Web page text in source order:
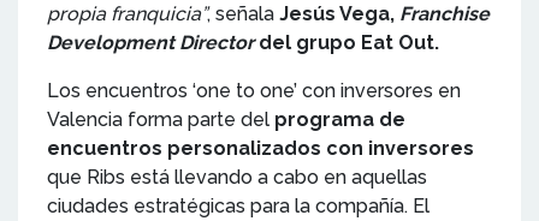
propia franquicia”, señala Jesús Vega, Franchise
Development Directordel grupo Eat Out.
Los encuentros ‘one to one’ con inversores en
Valencia forma parte del programa de
encuentros personalizados con inversores
que Ribs está llevando a cabo en aquellas
ciudades estratégicas para la compañía. El